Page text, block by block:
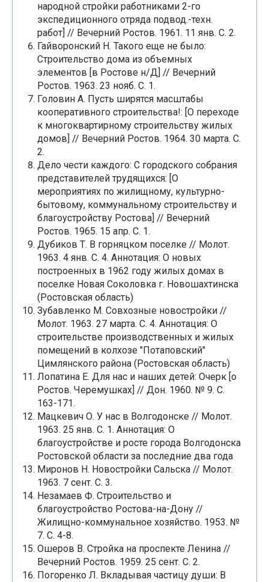
народной стройки работниками 2-го
экспедиционного отряда подвод.-техн.
работ] // Вечерний Ростов. 1961. 11 янв. С. 2.
Гайворонский Н. Такого еще не было:
Строительство дома из объемных
элементов [в Ростове н/Д] // Вечерний
Ростов. 1963. 23 нояб. С. 1.
Головин А. Пусть ширятся масштабы
кооперативного строительства!: [О переходе
к многоквартирному строительству жилых
домов] // Вечерний Ростов. 1964. 30 марта. С.
2.
Дело чести каждого: С городского собрания
представителей трудящихся: [О
мероприятиях по жилищному, культурно-
бытовому, коммунальному строительству и
благоустройству Ростова] // Вечерний
Ростов. 1965. 15 апр. С. 1.
Дубиков Т. В горняцком поселке // Молот.
1963. 4 янв. С. 4. Аннотация: О новых
построенных в 1962 году жилых домах в
поселке Новая Соколовка г. Новошахтинска
(Ростовская область)
Зубавленко М. Совхозные новостройки //
Молот. 1963. 27 марта. С. 4. Аннотация: О
строительстве производственных и жилых
помещений в колхозе "Потаповский"
Цимлянского района (Ростовская область)
Лопатина Е. Для нас и наших детей: Очерк [о
Ростов. Черемушках] // Дон. 1960. № 9. С.
163-171.
Мацкевич О. У нас в Волгодонске // Молот.
1963. 25 янв. С. 1. Аннотация: О
благоустройстве и росте города Волгодонска
Ростовской области за последние два года
Миронов Н. Новостройки Сальска // Молот.
1963. 7 сент. С. 3.
Незамаев Ф. Строительство и
благоустройство Ростова-на-Дону //
Жилищно-коммунальное хозяйство. 1953. №
7. С. 4-8.
Ошеров В. Стройка на проспекте Ленина //
Вечерний Ростов. 1959. 25 сент. С. 2.
Погоренко Л. Вкладывая частицу души: В